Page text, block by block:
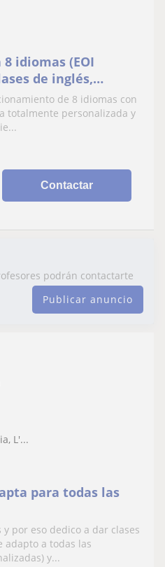
idiomas (EOI
de inglés,
ruso, árabe,
de 8 idiomas con
totalmente personalizada y
Contactar
podrán contactarte
Publicar anuncio
L'...
para todas las
por eso dedico a dar clases
adapto a todas las
y...